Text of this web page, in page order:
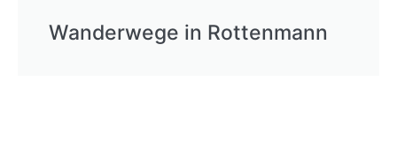
Wanderwege in Rottenmann